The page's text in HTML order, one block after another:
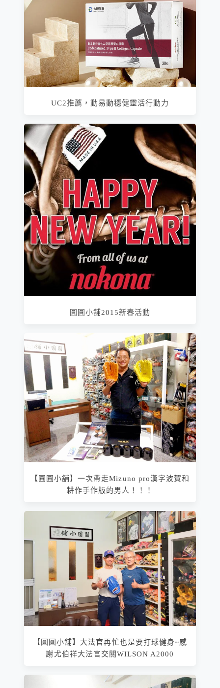
UC2推薦，動易動穩健靈活行動力
圓圓小舖2015新春活動
【圓圓小舖】一次帶走Mizuno pro漢字波賀和
耕作手作版的男人！！！
【圓圓小舖】大法官再忙也是要打球健身~感
謝尤伯祥大法官交關WILSON A2000